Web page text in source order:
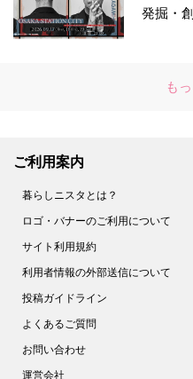
発掘・
も
ご利用案内
暮らしニスタとは？
ロゴ・バナーのご利用について
サイト利用規約
利用者情報の外部送信について
投稿ガイドライン
よくあるご質問
お問い合わせ
運営会社